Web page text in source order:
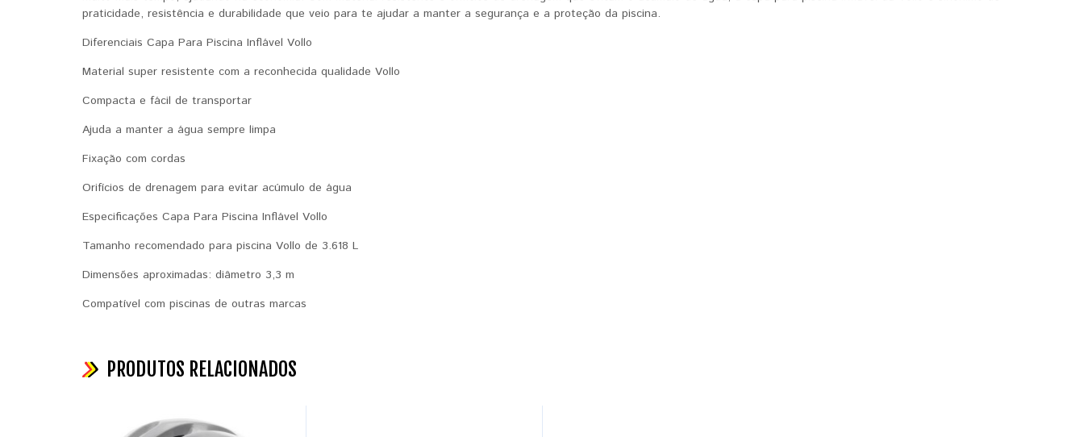
praticidade, resistência e durabilidade que veio para te ajudar a manter a segurança e a proteção da piscina.
Diferenciais Capa Para Piscina Inflável Vollo
Material super resistente com a reconhecida qualidade Vollo
Compacta e fácil de transportar
Ajuda a manter a água sempre limpa
Fixação com cordas
Orifícios de drenagem para evitar acúmulo de água
Especificações Capa Para Piscina Inflável Vollo
Tamanho recomendado para piscina Vollo de 3.618 L
Dimensões aproximadas: diâmetro 3,3 m
Compatível com piscinas de outras marcas
PRODUTOS RELACIONADOS